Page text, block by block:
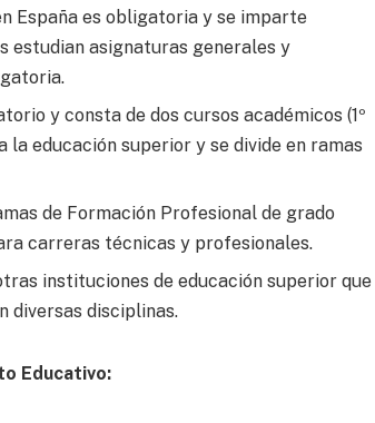
España es obligatoria y se imparte
estudian asignaturas generales y
y consta de dos cursos académicos (1º
educación superior y se divide en ramas
de Formación Profesional de grado
carreras técnicas y profesionales.
instituciones de educación superior que
diversas disciplinas.
Educativo: